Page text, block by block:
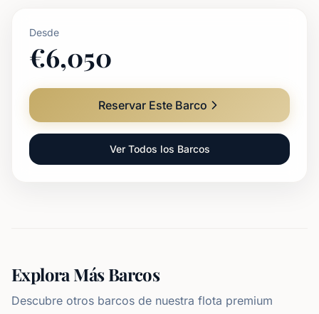
Desde
€6,050
Reservar Este Barco
Ver Todos los Barcos
Explora Más Barcos
Descubre otros barcos de nuestra flota premium